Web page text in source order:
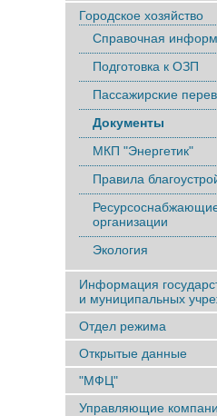
Городское хозяйство
Справочная
Подготовка к ОЗП
Пассажирские
Документы
МКП "Энергетик"
Правила
организации
Экология
Информация
и муниципальных
Отдел режима
Открытые данные
"МФЦ"
Управляющие